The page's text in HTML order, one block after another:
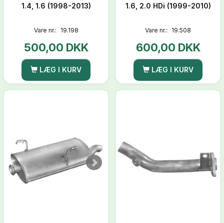
1.4, 1.6 (1998-2013)
Vare nr.: 19.198
500,00 DKK
LÆG I KURV
1.6, 2.0 HDi (1999-2010)
Vare nr.: 19.508
600,00 DKK
LÆG I KURV